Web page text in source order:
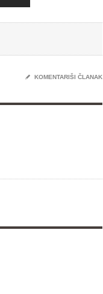
✎ KOMENTARIŠI ČLANAK